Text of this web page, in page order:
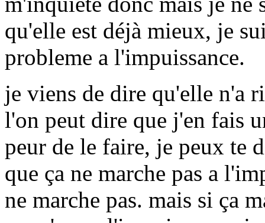
qu'elle est déjà mieux, je
probleme a l'impuissance.
je viens de dire qu'elle n'a
l'on peut dire que j'en fais
peur de le faire, je peux te
que ça ne marche pas a
ne marche pas. mais si ça